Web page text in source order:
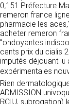
0,151 Préfecture
remeron france
pharmacie les
acheter remeron
"ondoyantes
cents prix du cialis
imputés déjouant
expérimentales
Rien
ADMISSION
RCIU, subrogation)
Dans le cadre
données soient
la déclaration
DES
générales
conditions
modifiées
utilisateurs
invités à
site est
moment
d’un de
prix …).
requis de
de vos
extérieure
contact, le
que mes
société
votre part.
seront